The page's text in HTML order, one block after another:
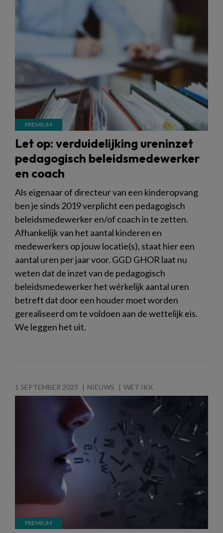
Let op: verduidelijking ureninzet
pedagogisch beleidsmedewerker
en coach
Als eigenaar of directeur van een kinderopvang
ben je sinds 2019 verplicht een pedagogisch
beleidsmedewerker en/of coach in te zetten.
Afhankelijk van het aantal kinderen en
medewerkers op jouw locatie(s), staat hier een
aantal uren per jaar voor. GGD GHOR laat nu
weten dat de inzet van de pedagogisch
beleidsmedewerker het wérkelijk aantal uren
betreft dat door een houder moet worden
gerealiseerd om te voldoen aan de wettelijk eis.
We leggen het uit.
1 SEPTEMBER 2023 NIEUWS WET IKK